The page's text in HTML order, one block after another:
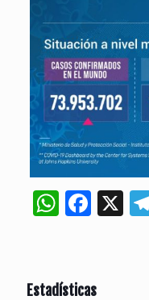
X
Estadísticas